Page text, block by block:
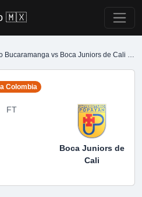
🇲🇽
vs Boca Juniors de Cali en vivo
Colombia
FT
Boca Juniors de
Cali